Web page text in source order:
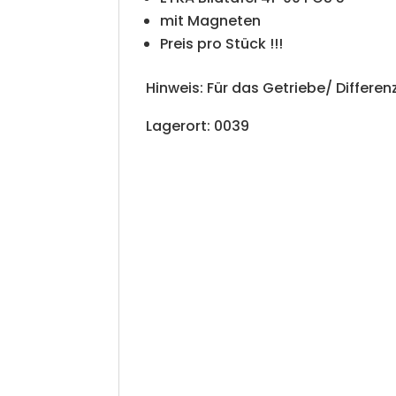
mit Magneten
Preis pro Stück !!!
Hinweis: Für das Getriebe/
Lagerort: 0039